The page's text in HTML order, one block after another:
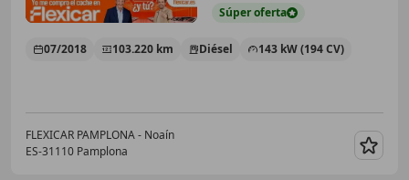
Súperoferta
07/2018 103.220 km Diésel 143 kW (194 CV)
FLEXICAR PAMPLONA - Noaín
ES-31110 Pamplona